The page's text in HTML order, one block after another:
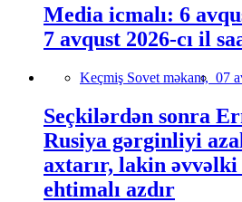
Media icmalı: 6
7 avqust 2026-cı il
Keçmiş Sovet məkanı, 07
Seçkilərdən sonra
Rusiya gərginliyi
axtarır, lakin əvvəlki
ehtimalı azdır